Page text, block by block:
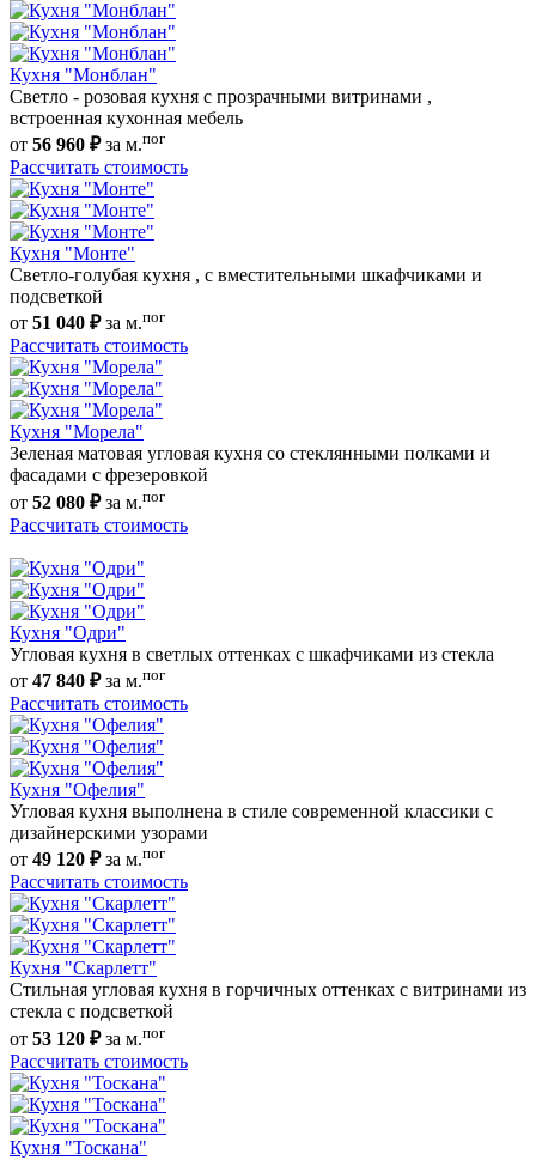
Кухня "Монблан"
Светло - розовая кухня с прозрачными витринами ,
встроенная кухонная мебель
от 56 960 ₽за м.пог
Рассчитать стоимость
Кухня "Монте"
Светло-голубая кухня , с вместительными шкафчиками и
подсветкой
от 51 040 ₽за м.пог
Рассчитать стоимость
Кухня "Морела"
Зеленая матовая угловая кухня со стеклянными полками и
фасадами с фрезеровкой
от 52 080 ₽за м.пог
Рассчитать стоимость
Кухня "Одри"
Угловая кухня в светлых оттенках с шкафчиками из стекла
от 47 840 ₽за м.пог
Рассчитать стоимость
Кухня "Офелия"
Угловая кухня выполнена в стиле современной классики с
дизайнерскими узорами
от 49 120 ₽за м.пог
Рассчитать стоимость
Кухня "Скарлетт"
Стильная угловая кухня в горчичных оттенках с витринами из
стекла с подсветкой
от 53 120 ₽за м.пог
Рассчитать стоимость
Кухня "Тоскана"